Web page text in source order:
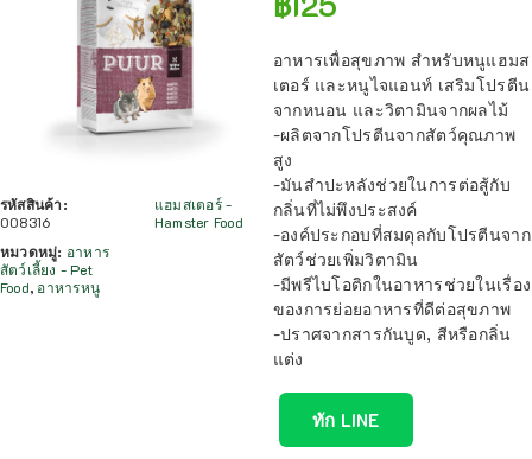
รหัสสินค้า:
008316
หมวดหมู่: อาหาร
สัตว์เลี้ยง - Pet
Food, อาหารหนู
แฮมสเตอร์ -
Hamster Food
อาหารเพื่อสุขภาพ สำหรับหนูแฮมส
เตอร์ และหนูไจแอนท์ เสริมโปรตีน
จากหนอน และวิตามินจากผลไม้
-ผลิตจากโปรตีนจากสัตว์คุณภาพ
สูง
-มันสำปะหลังช่วยในการต่อสู้กับ
กลิ่นที่ไม่พึงประสงค์
-องค์ประกอบที่สมดุลกับโปรตีนจาก
สัตว์ช่วยเพิ่มวิตามิน
-มีพรีไบโอติกในอาหารช่วยในเรื่อง
ของการย่อยอาหารที่ดีต่อสุขภาพ
-ปราศจากสารกันบูด, สีหรือกลิ่น
แต่ง
ทัก LINE